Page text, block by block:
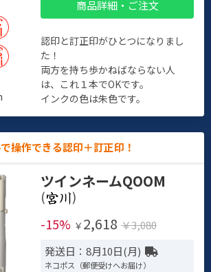
商品詳細・ご注文
認印と訂正印がひとつになりまし
た！
両方を持ち歩かねばならない人
は、これ１本でOKです。
インクの色は朱色です。
操作できる認印＋訂正印！
ツインネームQOOM
(
)
-15% ￥ 2,618 ￥3,080
発送日：8月10日(月)
ネコポス（郵便受けへお届け）